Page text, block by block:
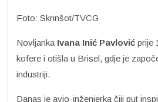
Foto: Skrinšot/TVCG
Novljanka Ivana Inić Pavlović prije
kofere i otišla u Brisel, gdje je
industriji.
Danas je avio-inženjerka čiji put